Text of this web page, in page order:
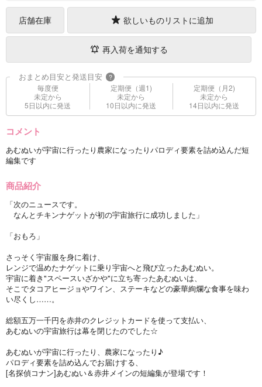
店舗在庫 欲しいものリストに追加
再入荷を通知する
おまとめ目安と発送目安 ?
毎度便
未定から
5日以内に発送
定期便（週1)
未定から
10日以内に発送
定期便（月2)
未定から
14日以内に発送
コメント
あむぬいが宇宙に行ったり農家になったりパロディ要素を詰め込んだ短
編集です
商品紹介
「次のニュースです。
なんとチキンナゲットが初の宇宙旅行に成功しました」
「おもろ」
さっそく宇宙服を身に着け、
レンジで温めたナゲットに乗り宇宙へと飛び立ったあむぬい。
宇宙に着き"スペースいざかや"に立ち寄ったあむぬいは、
そこでタコアヒージョやワイン、ステーキなどの豪華絢爛な食事を味わ
い尽くし……。
総額五万一千円を赤井のクレジットカードを使って支払い、
あむぬいの宇宙旅行は幕を閉じたのでした☆
あむぬいが宇宙に行ったり、農家になったり♪
パロディ要素を詰め込んでお届けする、
[名探偵コナン]あむぬい＆赤井メインの短編集が登場です！